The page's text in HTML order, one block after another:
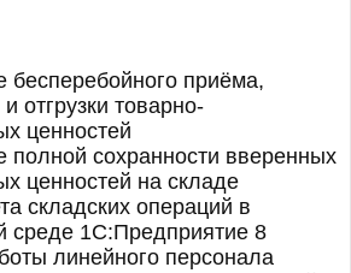
бесперебойного приёма,
отгрузки товарно-
ценностей
полной сохранности вверенных
ценностей на складе
складских операций в
среде 1С:Предприятие 8
линейного персонала